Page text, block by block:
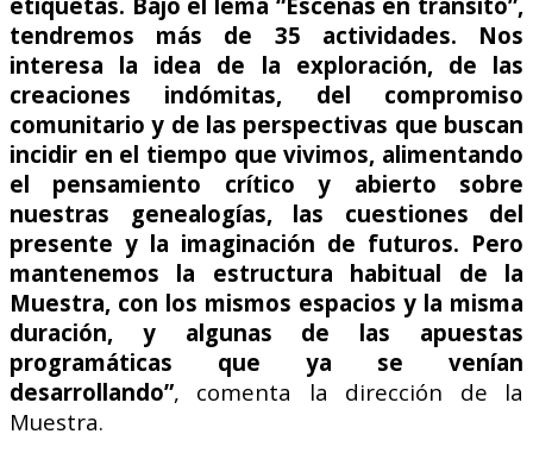
tendremos más de 35 actividades. Nos
interesa la idea de la exploración, de las
creaciones indómitas, del compromiso
comunitario y de las perspectivas que buscan
incidir en el tiempo que vivimos, alimentando
el pensamiento críticoy abierto sobre
nuestras genealogías, las cuestiones del
presente y la imaginación de futuros. Pero
mantenemos la estructura habitual de la
Muestra, con los mismos espacios y la misma
duración, y algunas de las apuestas
programáticas que ya se venían
desarrollando”, comenta la dirección de la
Muestra.